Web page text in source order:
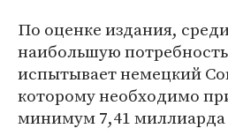
По оценке издания,
наибольшую
испытывает немецкий
которому необходимо
минимум 7,41 миллиарда